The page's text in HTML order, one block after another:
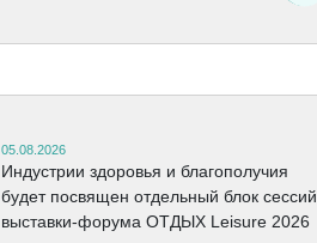
05.08.2026
Индустрии здоровья и благополучия
будет посвящен отдельный блок сессий
выставки-форума ОТДЫХ Leisure 2026